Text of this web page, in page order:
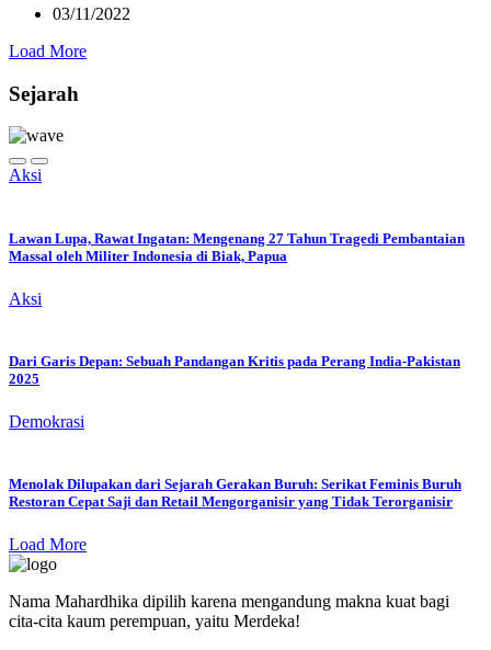
03/11/2022
Load More
Sejarah
Aksi
Lawan Lupa, Rawat Ingatan: Mengenang 27 Tahun Tragedi Pembantaian
Massal oleh Militer Indonesia di Biak, Papua
Aksi
Dari Garis Depan: Sebuah Pandangan Kritis pada Perang India-Pakistan
2025
Demokrasi
Menolak Dilupakan dari Sejarah Gerakan Buruh: Serikat Feminis Buruh
Restoran Cepat Saji dan Retail Mengorganisir yang Tidak Terorganisir
Load More
Nama Mahardhika dipilih karena mengandung makna kuat bagi
cita-cita kaum perempuan, yaitu Merdeka!